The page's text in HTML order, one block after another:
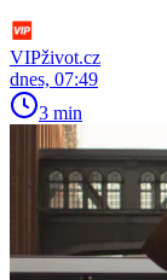
VIPživot.cz
dnes, 07:49
3 min